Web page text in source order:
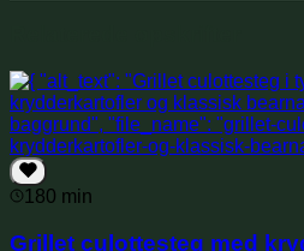
180 min
Grillet culottesteg med